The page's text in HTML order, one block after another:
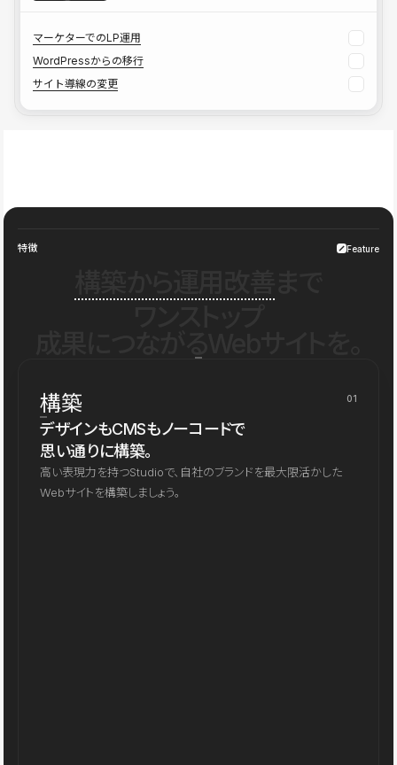
マーケターでのLP運用
WordPressからの移行
サイト導線の変更
特徴 Feature
構築 01
デザインもCMSもノーコードで
思い通りに構築。
高い表現力を持つStudioで、自社のブランドを最大限活かした
Webサイトを構築しましょう。